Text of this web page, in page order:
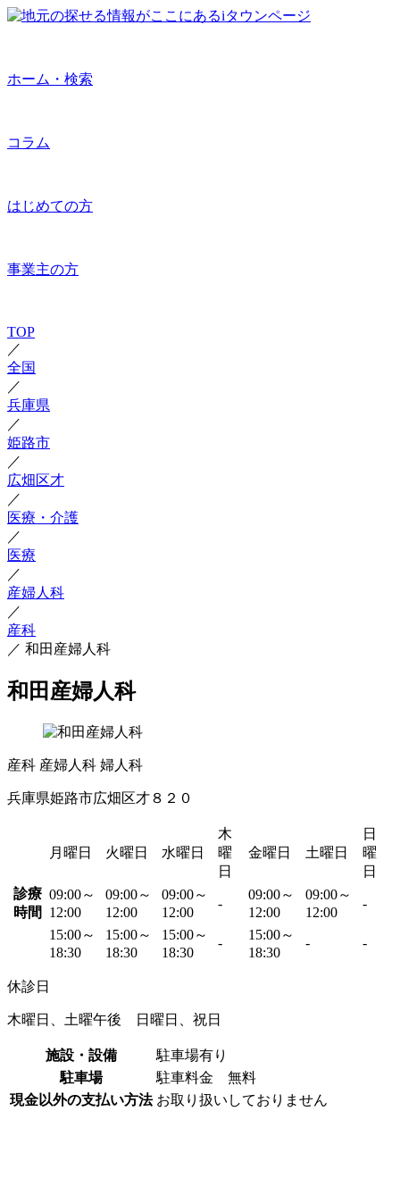
ホーム・検索
コラム
はじめての方
事業主の方
TOP
／
全国
／
兵庫県
／
姫路市
／
広畑区才
／
医療・介護
／
医療
／
産婦人科
／
産科
／ 和田産婦人科
和田産婦人科
産科 産婦人科 婦人科
兵庫県姫路市広畑区才８２０
月曜日 火曜日 水曜日
木
曜
日
金曜日 土曜日
日
曜
日
診療
時間
09:00～
12:00
09:00～
12:00
09:00～
12:00
-
09:00～
12:00
09:00～
12:00
-
15:00～
18:30
15:00～
18:30
15:00～
18:30
-
15:00～
18:30
- -
休診日
木曜日、土曜午後 日曜日、祝日
施設・設備
駐車場有り
駐車場
駐車料金 無料
現金以外の支払い方法 お取り扱いしておりません